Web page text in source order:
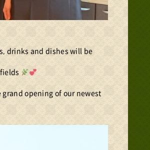
drinks and dishes will be
grand opening of our newest